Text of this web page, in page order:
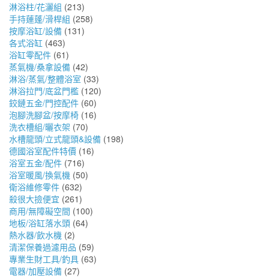
淋浴柱/花灑組 (213)
手持蓮蓬/滑桿組 (258)
按摩浴缸/設備 (131)
各式浴缸 (463)
浴缸零配件 (61)
蒸氣機/桑拿設備 (42)
淋浴/蒸氣/整體浴室 (33)
淋浴拉門/底盆門檻 (120)
鉸鏈五金/門控配件 (60)
泡腳洗腳盆/按摩椅 (16)
洗衣槽組/曬衣架 (70)
水槽龍頭/立式龍頭&設備 (198)
德國浴室配件特價 (16)
浴室五金/配件 (716)
浴室暖風/換氣機 (50)
衛浴維修零件 (632)
殺很大撿便宜 (261)
商用/無障礙空間 (100)
地板/浴缸落水頭 (64)
熱水器/飲水機 (2)
清潔保養過濾用品 (59)
專業生財工具/釣具 (63)
電器/加壓設備 (27)